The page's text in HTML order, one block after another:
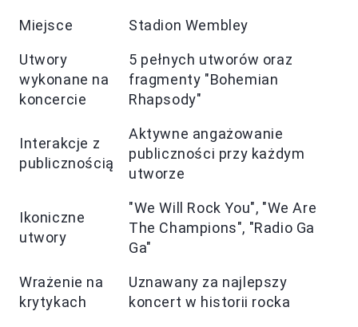
Miejsce Stadion Wembley
Utwory
wykonane na
koncercie
5 pełnych utworów oraz
fragmenty "Bohemian
Rhapsody"
Interakcje z
publicznością
Aktywne angażowanie
publiczności przy każdym
utworze
Ikoniczne
utwory
"We Will Rock You", "We Are
The Champions", "Radio Ga
Ga"
Wrażenie na
krytykach
Uznawany za najlepszy
koncert w historii rocka